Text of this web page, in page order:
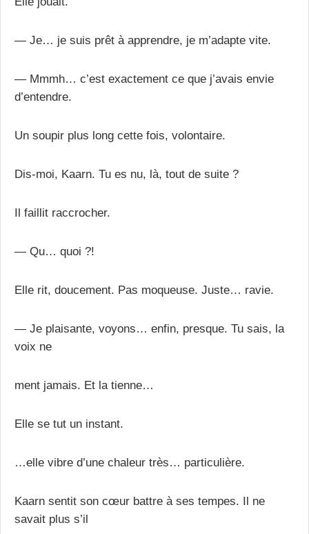
— Je… je suis prêt à apprendre, je m’adapte vite.
— Mmmh… c’est exactement ce que j’avais envie
d’entendre.
Un soupir plus long cette fois, volontaire.
Dis-moi, Kaarn. Tu es nu, là, tout de suite ?
Il faillit raccrocher.
— Qu… quoi ?!
Elle rit, doucement. Pas moqueuse. Juste… ravie.
— Je plaisante, voyons… enfin, presque. Tu sais, la
voix ne
ment jamais. Et la tienne…
Elle se tut un instant.
…elle vibre d’une chaleur très… particulière.
Kaarn sentit son cœur battre à ses tempes. Il ne
savait plus s’il